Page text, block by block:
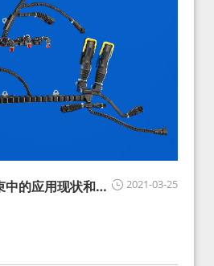
2021-03-25
的应用现状和展